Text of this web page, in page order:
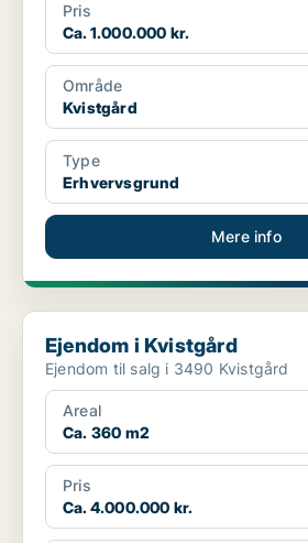
Pris
Ca. 1.000.000 kr.
Område
Kvistgård
Type
Erhvervsgrund
Mere info
Ejendom i Kvistgård
Ejendom i Kvistgård
Ejendom til salg i 3490 Kvistgård
Areal
Ca. 360 m2
Pris
Ca. 4.000.000 kr.